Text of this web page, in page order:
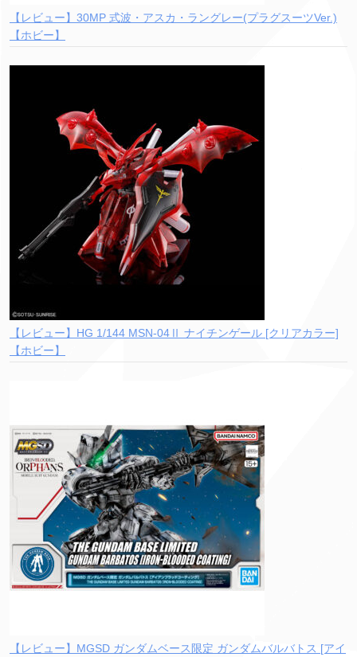
【レビュー】30MP 式波・アスカ・ラングレー(プラグスーツVer.)
【ホビー】
【レビュー】HG 1/144 MSN-04Ⅱ ナイチンゲール [クリアカラー]
【ホビー】
【レビュー】MGSD ガンダムベース限定 ガンダムバルバトス [アイ